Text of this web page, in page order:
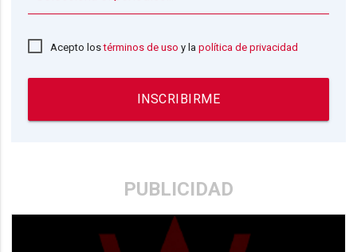
Acepto lostérminos de uso y lapolítica de privacidad
INSCRIBIRME
PUBLICIDAD